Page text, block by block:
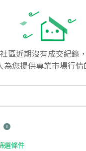
區近期沒有成交紀錄
為您提供專業市場行情
選條件